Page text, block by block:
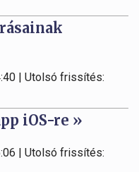
| Utolsó frissítés:
iOS-re »
| Utolsó frissítés: